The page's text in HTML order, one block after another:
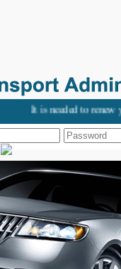
It is needed to renew